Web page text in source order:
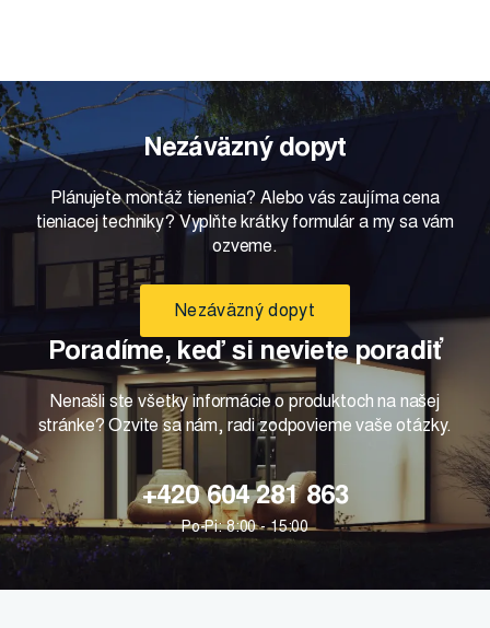
Nezáväzný dopyt
Plánujete montáž tienenia? Alebo vás zaujíma cena
tieniacej techniky? Vyplňte krátky formulár a my sa vám
ozveme.
Nezáväzný dopyt
Poradíme, keď si neviete poradiť
Nenašli ste všetky informácie o produktoch na našej
stránke? Ozvite sa nám, radi zodpovieme vaše otázky.
+420 604 281 863
Po-Pi: 8:00 - 15:00